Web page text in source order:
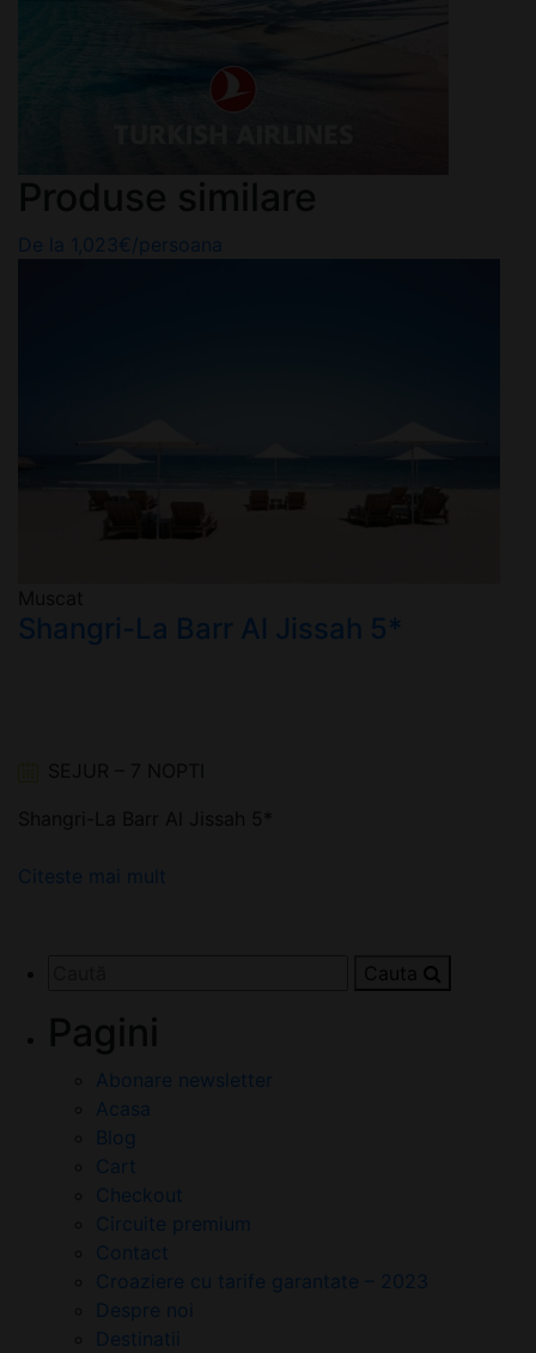
De la 1,023€ /persoana
Shangri-La Barr Al Jissah 5*
Citeste mai mult
Cauta
Abonare newsletter
Acasa
Blog
Cart
Checkout
Circuite premium
Contact
Croaziere cu tarife garantate – 2023
Despre noi
Destinatii